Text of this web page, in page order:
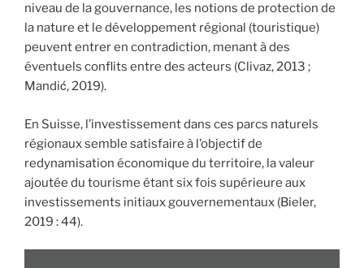
niveau de la gouvernance, les notions de protection de
la nature et le développement régional (touristique)
peuvent entrer en contradiction, menant à des
éventuels conflits entre des acteurs (Clivaz, 2013 ;
Mandić, 2019).
En Suisse, l’investissement dans ces parcs naturels
régionaux semble satisfaire à l’objectif de
redynamisation économique du territoire, la valeur
ajoutée du tourisme étant six fois supérieure aux
investissements initiaux gouvernementaux (Bieler,
2019 : 44).